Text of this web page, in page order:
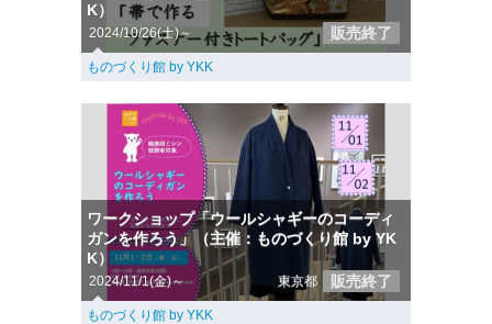
K）
2024/10/26(土)～ 販売終了
ものづくり館 by YKK
ワークショップ「ウールシャギーのコーディ
ガンを作ろう」（主催：ものづくり館 by YK
K）
2024/11/1(金)～ 東京都 販売終了
ものづくり館 by YKK